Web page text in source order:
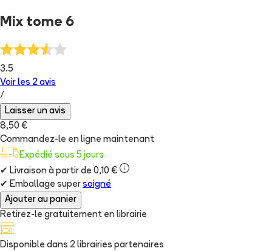
Mix tome 6
3.5
Voir les 2 avis
/
Laisser un avis
8,50 €
Commandez-le en ligne maintenant
Expédié sous 5 jours
✔ Livraison à partir de 0,10 €
✔ Emballage super soigné
Ajouter au panier
Retirez-le gratuitement en librairie
Disponible dans 2 librairies partenaires